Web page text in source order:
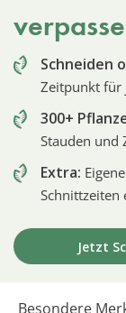
Schneiden
Zeitpunkt für
300+
Stauden und
Extra:
Schnittzeiten
Jetzt
Besondere